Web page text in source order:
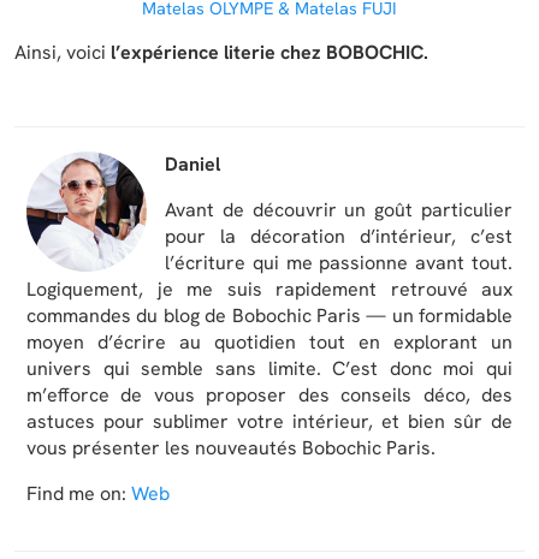
Matelas OLYMPE & Matelas FUJI
Ainsi, voici l’expérience literie chez BOBOCHIC.
Daniel
Avant de découvrir un goût particulier
pour la décoration d’intérieur, c’est
l’écriture qui me passionne avant tout.
Logiquement, je me suis rapidement retrouvé aux
commandes du blog de Bobochic Paris — un formidable
moyen d’écrire au quotidien tout en explorant un
univers qui semble sans limite. C’est donc moi qui
m’efforce de vous proposer des conseils déco, des
astuces pour sublimer votre intérieur, et bien sûr de
vous présenter les nouveautés Bobochic Paris.
Find me on: Web